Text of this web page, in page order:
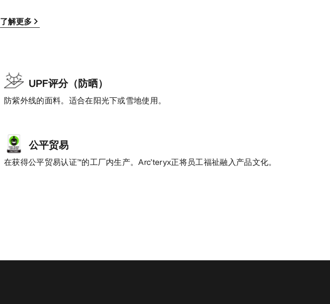
了解更多
UPF评分（防晒）
防紫外线的面料。适合在阳光下或雪地使用。
公平贸易
在获得公平贸易认证™的工厂内生产。Arc’teryx正将员工福祉融入产品文化。